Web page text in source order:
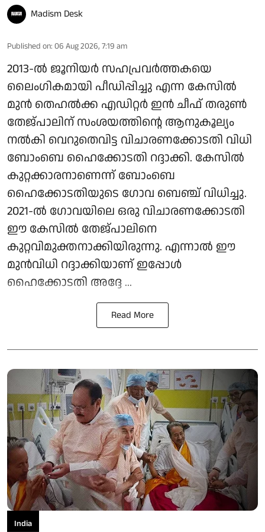
Madism Desk
Published on: 06 Aug 2026, 7:19 am
2013-ൽ ജൂനിയർ സഹപ്രവർത്തകയെ
ലൈംഗികമായി പീഡിപ്പിച്ചു എന്ന കേസിൽ
മുൻ തെഹൽക്ക എഡിറ്റർ ഇൻ ചീഫ് തരുൺ
തേജ്പാലിന് സംശയത്തിന്റെ ആനുകൂല്യം
നൽകി വെറുതെവിട്ട വിചാരണക്കോടതി വിധി
ബോംബെ ഹൈക്കോടതി റദ്ദാക്കി. കേസിൽ
കുറ്റക്കാരനാണെന്ന് ബോംബെ
ഹൈക്കോടതിയുടെ ഗോവ ബെഞ്ച് വിധിച്ചു.
2021-ൽ ഗോവയിലെ ഒരു വിചാരണക്കോടതി
ഈ കേസിൽ തേജ്പാലിനെ
കുറ്റവിമുക്തനാക്കിയിരുന്നു. എന്നാൽ ഈ
മുൻവിധി റദ്ദാക്കിയാണ് ഇപ്പോൾ
ഹൈക്കോടതി അദ്ദേ ...
Read More
India